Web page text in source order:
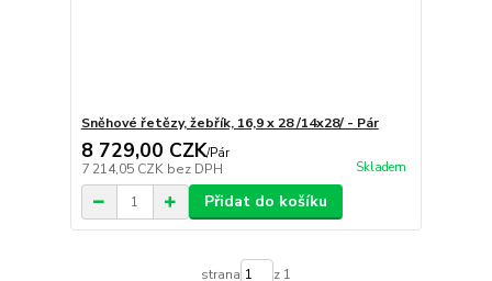
Sněhové řetězy, žebřík, 16,9 x 28 /14x28/ - Pár
8 729,00 CZK/Pár
7 214,05 CZK bez DPH Skladem
Přidat do košíku
strana z 1